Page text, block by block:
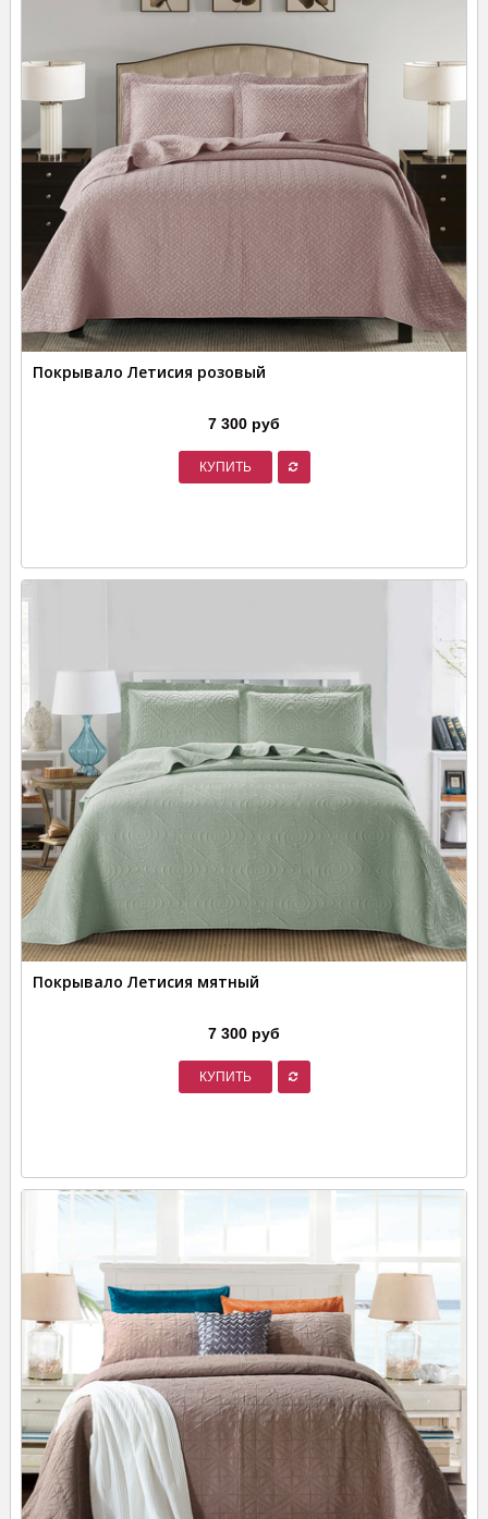
Покрывало Летисия розовый
7 300 руб
КУПИТЬ
Покрывало Летисия мятный
7 300 руб
КУПИТЬ